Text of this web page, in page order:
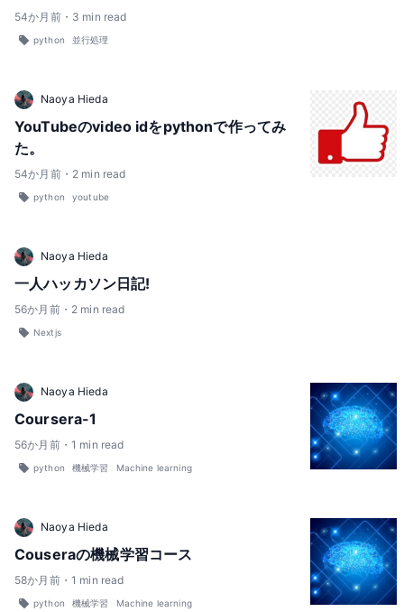
54か月前・ 3 min read
python 並行処理
Naoya Hieda
YouTubeのvideo idをpythonで作ってみ
た。
54か月前・ 2 min read
python youtube
Naoya Hieda
一人ハッカソン日記!
56か月前・ 2 min read
Nextjs
Naoya Hieda
Coursera-1
56か月前・ 1 min read
python 機械学習 Machine learning
Naoya Hieda
Couseraの機械学習コース
58か月前・ 1 min read
python 機械学習 Machine learning